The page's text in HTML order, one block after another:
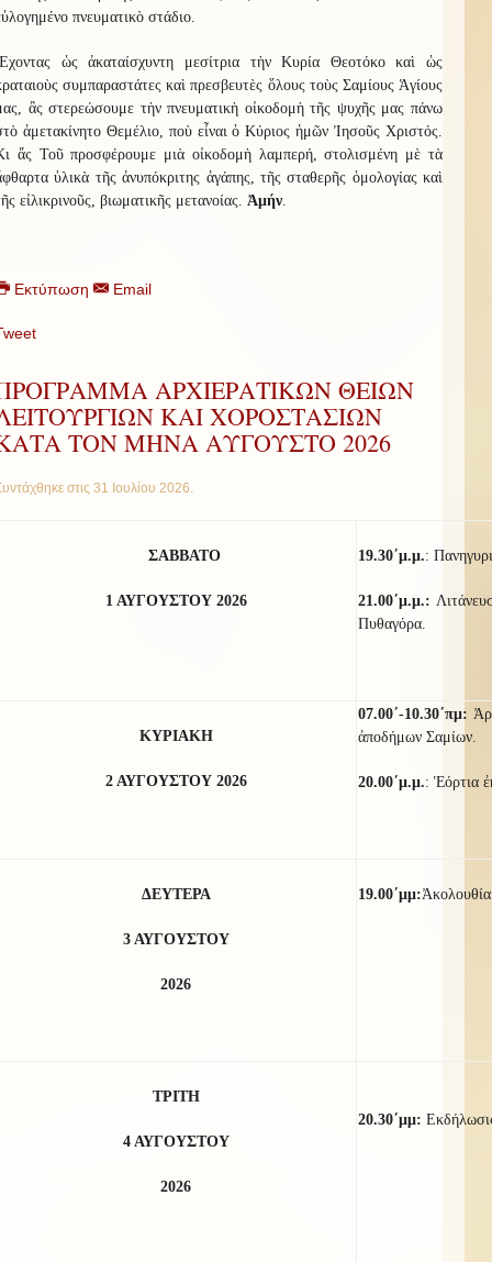
πνευματικὸ στάδιο.
ὡς ἀκαταίσχυντη μεσίτρια τὴν Κυρία Θεοτόκο καὶ ὡς
συμπαραστάτες καὶ πρεσβευτὲς ὅλους τοὺς Σαμίους Ἁγίους
ἂς στερεώσουμε τὴν πνευματικὴ οἰκοδομὴ τῆς ψυχῆς μας πάνω
ἀμετακίνητο Θεμέλιο, ποὺ εἶναι ὁ Κύριος ἡμῶν Ἰησοῦς Χριστός.
ἄς Τοῦ προσφέρουμε μιὰ οἰκοδομὴ λαμπερή, στολισμένη μὲ τὰ
ὑλικὰ τῆς ἀνυπόκριτης ἀγάπης, τῆς σταθερῆς ὁμολογίας καὶ
εἰλικρινοῦς, βιωματικῆς μετανοίας. Ἀμήν.
Εκτύπωση Email
ΑΡΧΙΕΡΑΤΙΚΩΝ ΘΕΙΩΝ
ΚΑΙ ΧΟΡΟΣΤΑΣΙΩΝ
ΤΟΝ ΜΗΝΑ ΑΥΓΟΥΣΤΟ 2026
στις 31 Ιουλίου 2026.
ΣΑΒΒΑΤΟ
1 ΑΥΓΟΥΣΤΟΥ 2026
19.30΄μ.μ.:
21.00΄μ.μ.:
Πυθαγόρα.
ΚΥΡΙΑΚΗ
2 ΑΥΓΟΥΣΤΟΥ 2026
07.00΄-10.30΄πμ:
ἀποδήμων Σαμίων.
20.00΄μ.μ.: Ἑόρτια
ΔΕΥΤΕΡΑ
3 ΑΥΓΟΥΣΤΟΥ
2026
19.00΄μμ:
ΤΡΙΤΗ
4 ΑΥΓΟΥΣΤΟΥ
2026
20.30΄μμ: